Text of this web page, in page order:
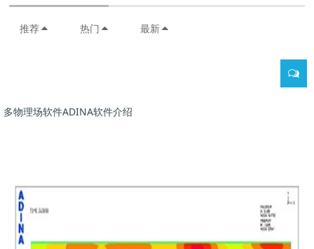
推荐 热门 最新
多物理场软件ADINA软件介绍